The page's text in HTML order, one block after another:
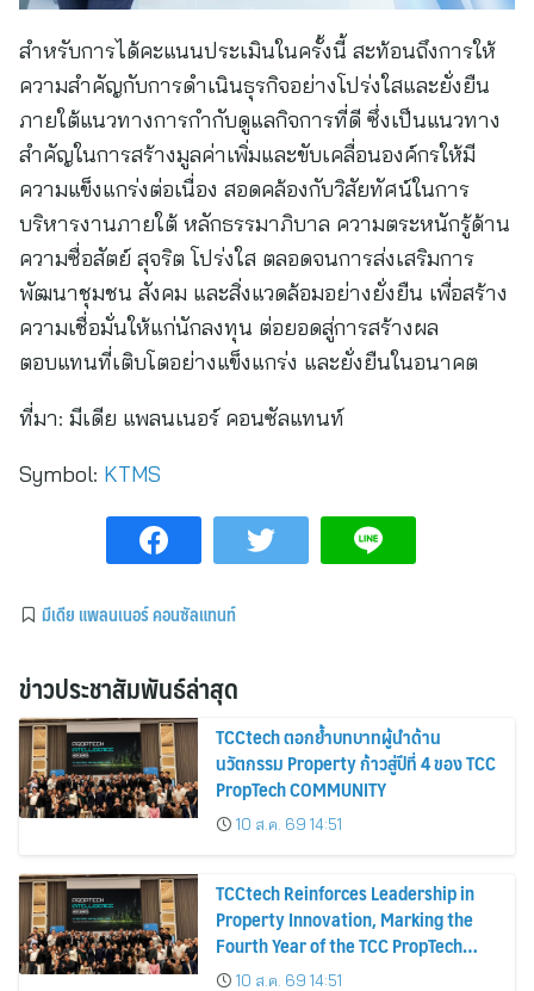
สำหรับการได้คะแนนประเมินในครั้งนี้ สะท้อนถึงการให้
ความสำคัญกับการดำเนินธุรกิจอย่างโปร่งใสและยั่งยืน
ภายใต้แนวทางการกำกับดูแลกิจการที่ดี ซึ่งเป็นแนวทาง
สำคัญในการสร้างมูลค่าเพิ่มและขับเคลื่อนองค์กรให้มี
ความแข็งแกร่งต่อเนื่อง สอดคล้องกับวิสัยทัศน์ในการ
บริหารงานภายใต้ หลักธรรมาภิบาล ความตระหนักรู้ด้าน
ความซื่อสัตย์ สุจริต โปร่งใส ตลอดจนการส่งเสริมการ
พัฒนาชุมชน สังคม และสิ่งแวดล้อมอย่างยั่งยืน เพื่อสร้าง
ความเชื่อมั่นให้แก่นักลงทุน ต่อยอดสู่การสร้างผล
ตอบแทนที่เติบโตอย่างแข็งแกร่ง และยั่งยืนในอนาคต
ที่มา: มีเดีย แพลนเนอร์ คอนซัลแทนท์
Symbol: KTMS
มีเดีย แพลนเนอร์ คอนซัลแทนท์
ข่าวประชาสัมพันธ์ล่าสุด
TCCtech ตอกย้ำบทบาทผู้นำด้าน
นวัตกรรม Property ก้าวสู่ปีที่ 4 ของ TCC
PropTech COMMUNITY
10 ส.ค. 69 14:51
TCCtech Reinforces Leadership in
Property Innovation, Marking the
Fourth Year of the TCC PropTech
Community
10 ส.ค. 69 14:51